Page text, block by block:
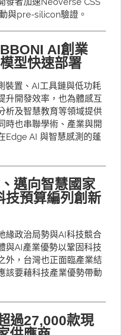
與pre-silicon驗證。
BBONI AI創業
型快速部署
裝置、AI工具鏈與低功耗
升開發效率，也為體感互
析及智慧教育等領域提供
時也串聯學術、產業與開
Edge AI 與智慧感測的蓬
邁向智慧國家
預算編列創新
緣政治局勢與AI科技競合
與AI產業優勢以鞏固科技
外，台灣也正面臨產業結
該要藉科技產業優勢帶動
過27,000款現